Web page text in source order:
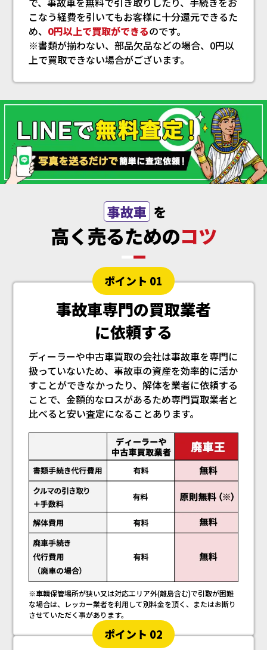
こなう経費を引いてもお客様に十分還元できるた
め、 0円以上で買取ができるのです。
※書類が揃わない、部品欠品などの場合、0円以
上で買取できない場合がございます。
事故車 を
高く売るためのコツ
ポイント 01
事故車専門の買取業者
に依頼する
ディーラーや中古車買取の会社は事故車を専門に
扱っていないため、事故車の資産を効率的に活か
すことができなかったり、解体を業者に依頼する
ことで、金額的なロスがあるため専門買取業者と
比べると安い査定になることあります。
※車輌保管場所が狭い又は対応エリア外(離島含む)で引取が困難
な場合は、レッカー業者を利用して別料金を頂く、またはお断り
させていただく事があります。
ポイント 02